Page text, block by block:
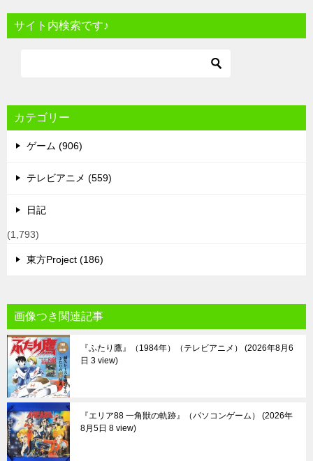
サイト内検索です♪
カテゴリー
ゲーム (906)
テレビアニメ (559)
日記
(1,793)
東方Project (186)
画像つき関連記事
『ふたり鷹』（1984年）（テレビアニメ）
2026年8月6
日 3 view
『エリア88 一角獣の軌跡』（パソコンゲーム）
2026年
8月5日 8 view